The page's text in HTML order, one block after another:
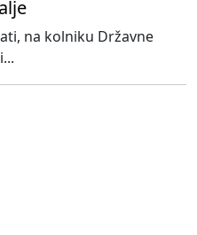
na kolniku Državne